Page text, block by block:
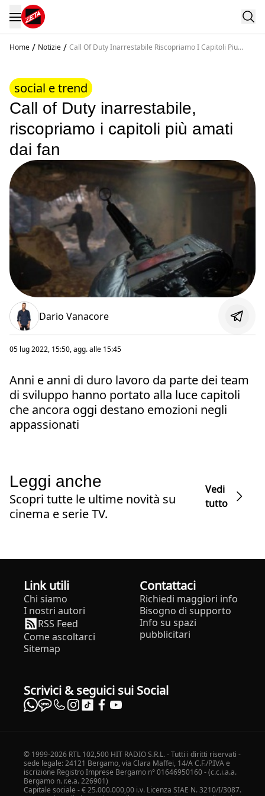
Home / Notizie / Call Of Duty Inarrestabile Riscopriamo I Capitoli Piu
social e trend
Call of Duty inarrestabile,
riscopriamo i capitoli più amati
dai fan
Dario Vanacore
05 lug 2022, 15:50, agg. alle 15:45
Anni e anni di duro lavoro da parte dei team
di sviluppo hanno portato alla luce capitoli
che ancora oggi destano emozioni negli
appassionati
Leggi anche
Scopri tutte le ultime novità su
cinema e serie TV.
Vedi
tutto
Link utili
Chi siamo
I nostri autori
RSS Feed
Come ascoltarci
Sitemap
Contattaci
Richiedi maggiori info
Bisogno di supporto
Info su spazi
pubblicitari
Scrivici & seguici sui Social
© 1999-2026 RTL 102,500 HIT RADIO S.R.L. - Tutti i diritti riservati -
sede legale: 24121 Bergamo, via Clara Maffei, 14/A C.F./P.IVA e
iscrizione Registro Imprese Bergamo n° 01646950160 - (c.c.i.a.a.
Bergamo n. r.e.a. 226901)
Capitale sociale - € 25.000.000,00 i.v. Licenza SIAE N. 3210/I/3087.